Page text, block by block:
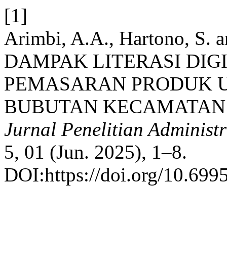
[1]
Arimbi, A.A., Hartono, S.
DAMPAK LITERASI
PEMASARAN
BUBUTAN
Jurnal Penelitian
5, 01 (Jun. 2025), 1–8.
DOI:https://doi.org/